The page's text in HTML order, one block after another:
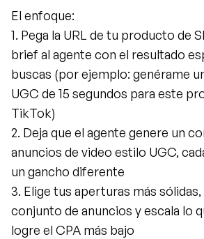
El enfoque:
1. Pega la URL de tu producto de
brief al agente con el resultado
buscas (por ejemplo: genérame
UGC de 15 segundos para este
TikTok)
2. Deja que el agente genere un
anuncios de video estilo UGC,
un gancho diferente
3. Elige tus aperturas más sólidas,
conjunto de anuncios y escala lo
logre el CPA más bajo